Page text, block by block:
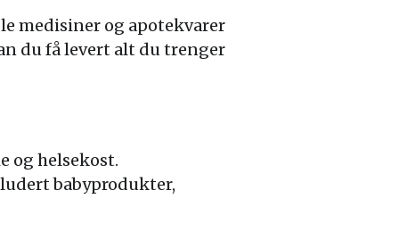
medisiner og apotekvarer
du få levert alt du trenger
og helsekost.
babyprodukter,